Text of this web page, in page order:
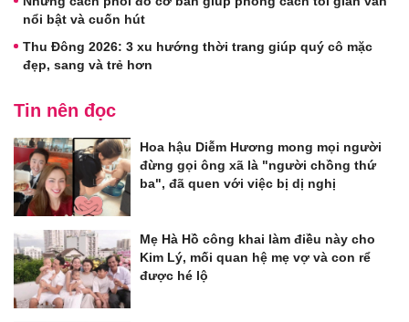
nổi bật và cuốn hút
Thu Đông 2026: 3 xu hướng thời trang giúp quý cô mặc
đẹp, sang và trẻ hơn
Tin nên đọc
Hoa hậu Diễm Hương mong mọi người
đừng gọi ông xã là "người chồng thứ
ba", đã quen với việc bị dị nghị
Mẹ Hà Hồ công khai làm điều này cho
Kim Lý, mối quan hệ mẹ vợ và con rể
được hé lộ